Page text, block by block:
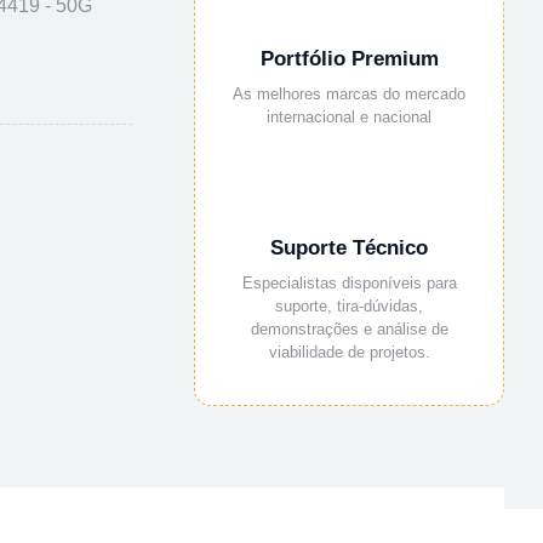
- 50G
Portfólio Premium
As melhores marcas do mercado
internacional e nacional
Suporte Técnico
Especialistas disponíveis para
suporte, tira-dúvidas,
demonstrações e análise de
viabilidade de projetos.